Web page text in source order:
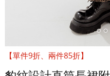
【單件9折、兩件85折】